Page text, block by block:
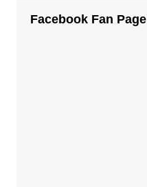
Facebook Fan Page